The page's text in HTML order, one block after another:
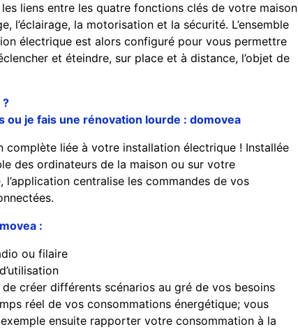
liens entre les quatre fonctions clés de votre maison
l’éclairage, la motorisation et la sécurité. L’ensemble
électrique est alors configuré pour vous permettre
et éteindre, sur place et à distance, l’objet de
?
ou je fais une rénovation lourde : domovea
complète liée à votre installation électrique ! Installée
des ordinateurs de la maison ou sur votre
l’application centralise les commandes de vos
:
ou filaire
créer différents scénarios au gré de vos besoins
réel de vos consommations énergétique; vous
ensuite rapporter votre consommation à la